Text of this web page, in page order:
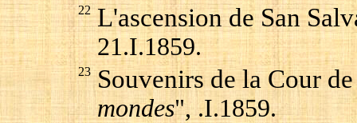
22 L'ascension de San
21.I.1859.
23 Souvenirs de la Cour
mondes", .I.1859.